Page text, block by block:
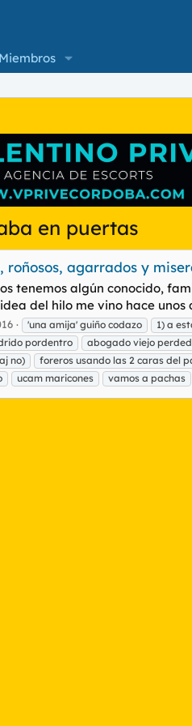
Miembros
en puertas
roñosos, agarrados y
tenemos algún conocido,
del hilo me vino hace
'una amija' guiño codazo 1) a
pordentro
abogado viejo
no)
foreros usando las 2 caras del
ucam maricones vamos a pachas